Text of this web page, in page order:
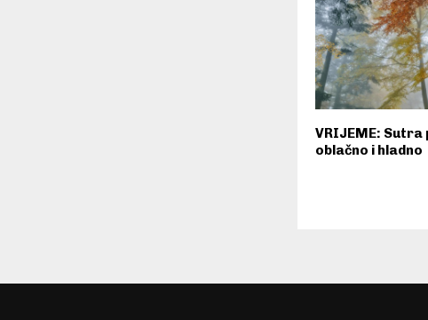
VRIJEME: Sutra
oblačno i hladno